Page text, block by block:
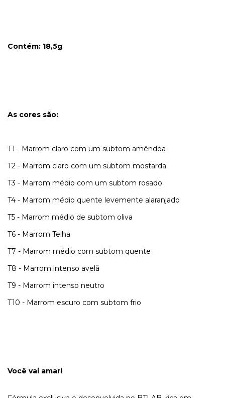
Contém: 18,5g
As cores são:
T1 - Marrom claro com um subtom amêndoa
T2 - Marrom claro com um subtom mostarda
T3 - Marrom médio com um subtom rosado
T4 - Marrom médio quente levemente alaranjado
T5 - Marrom médio de subtom oliva
T6 - Marrom Telha
T7 - Marrom médio com subtom quente
T8 - Marrom intenso avelã
T9 - Marrom intenso neutro
T10 - Marrom escuro com subtom frio
Você vai amar!